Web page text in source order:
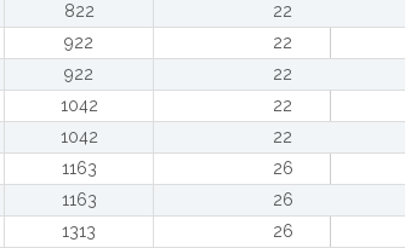
822 22
922 22
922 22
1042 22
1042 22
1163 26
1163 26
1313 26